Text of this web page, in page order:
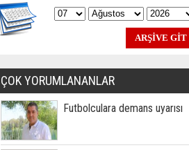
ÇOK YORUMLANANLAR
Futbolculara demans uyarısı